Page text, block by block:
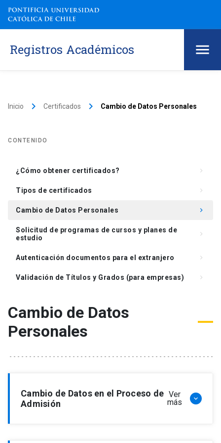
Registros Académicos
Inicio keyboard_arrow_right Certificados keyboard_arrow_right Cambio de Datos Personales
CONTENIDO
¿Cómo obtener certificados? keyboard_arrow_right
Tipos de certificados keyboard_arrow_right
Cambio de Datos Personales keyboard_arrow_right
Solicitud de programas de cursos y planes de
estudio
keyboard_arrow_right
Autenticación documentos para el extranjero keyboard_arrow_right
Validación de Títulos y Grados (para empresas) keyboard_arrow_right
Cambio de Datos
Personales
Cambio de Datos en el Proceso de
Admisión
Ver
más
keyboard_arrow_down